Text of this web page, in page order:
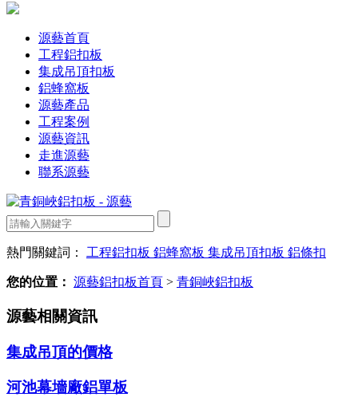
源藝首頁
工程鋁扣板
集成吊頂扣板
鋁蜂窩板
源藝產品
工程案例
源藝資訊
走進源藝
聯系源藝
熱門關鍵詞： 工程鋁扣板 鋁蜂窩板 集成吊頂扣板 鋁條扣
您的位置： 源藝鋁扣板首頁 > 青銅峽鋁扣板
源藝相關資訊
集成吊頂的價格
河池幕墻廠鋁單板